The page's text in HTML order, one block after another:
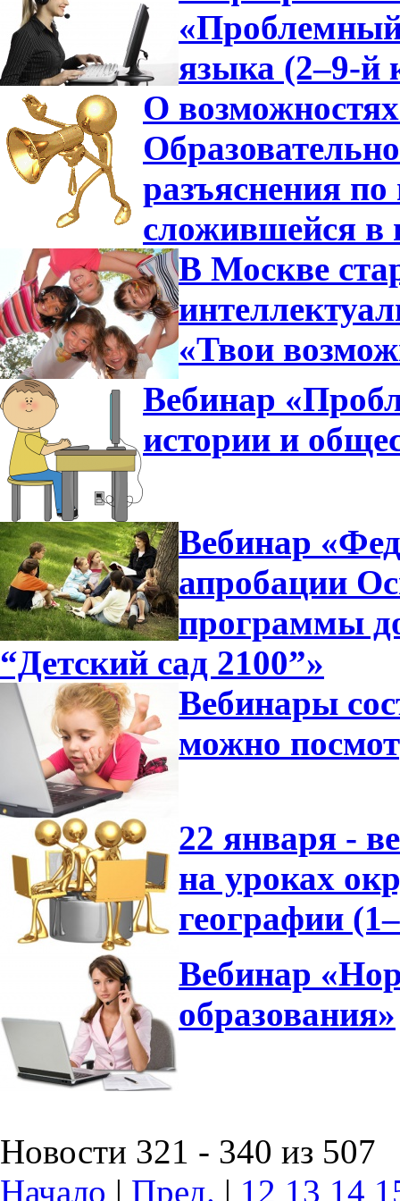
«Проблемный
языка (2–9-й
О
разъяснения по
сложившейся в
В Москве
«Твои
Вебинар
истории и
Вебинар
апробации
программы
“Детский сад 2100”»
Вебинары
можно
22 января -
на уроках
географии
Вебинар
образования»
Новости 321 - 340 из 507
Начало | Пред. | 12 13 14